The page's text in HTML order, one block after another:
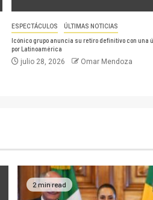
ESPECTÁCULOS ÚLTIMAS NOTICIAS
Icónico grupo anuncia su retiro definitivo con una
por Latinoamérica
julio 28, 2026 Omar Mendoza
2 min read